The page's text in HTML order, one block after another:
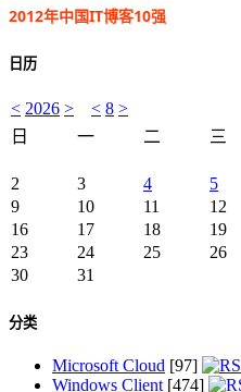
2012年中国IT博客10强
日历
< 2026 > < 8 >
日
一 二 三
2
3 4 5
9
10 11 12
16
17 18 19
23
24 25 26
30
31
分类
Microsoft Cloud [97]
Windows Client[474]